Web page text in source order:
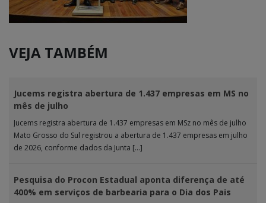
VEJA TAMBÉM
Jucems registra abertura de 1.437 empresas em MS no
mês de julho
Jucems registra abertura de 1.437 empresas em MSz no mês de julho
Mato Grosso do Sul registrou a abertura de 1.437 empresas em julho
de 2026, conforme dados da Junta […]
Pesquisa do Procon Estadual aponta diferença de até
400% em serviços de barbearia para o Dia dos Pais